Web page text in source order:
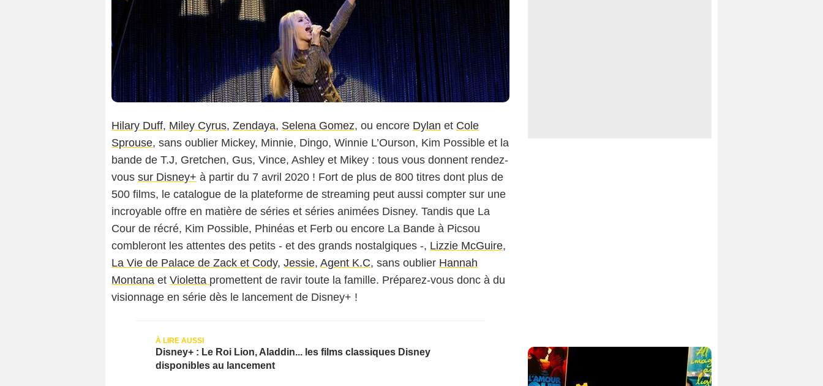
Hilary Duff, Miley Cyrus, Zendaya, Selena Gomez, ou encore Dylan et Cole
Sprouse, sans oublier Mickey, Minnie, Dingo, Winnie L’Ourson, Kim Possible et la
bande de T.J, Gretchen, Gus, Vince, Ashley et Mikey : tous vous donnent rendez-
vous sur Disney+ à partir du 7 avril 2020 ! Fort de plus de 800 titres dont plus de
500 films, le catalogue de la plateforme de streaming peut aussi compter sur une
incroyable offre en matière de séries et séries animées Disney. Tandis que La
Cour de récré, Kim Possible, Phinéas et Ferb ou encore La Bande à Picsou
combleront les attentes des petits - et des grands nostalgiques -, Lizzie McGuire,
La Vie de Palace de Zack et Cody, Jessie, Agent K.C, sans oublier Hannah
Montana et Violetta promettent de ravir toute la famille. Préparez-vous donc à du
visionnage en série dès le lancement de Disney+ !
Disney+ : Le Roi Lion, Aladdin... les films classiques Disney
disponibles au lancement